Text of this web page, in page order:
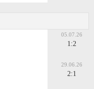
05.07.26
1:2
29.06.26
2:1